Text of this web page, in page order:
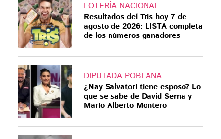
LOTERÍA NACIONAL
Resultados del Tris hoy 7 de
agosto de 2026: LISTA completa
de los números ganadores
DIPUTADA POBLANA
¿Nay Salvatori tiene esposo? Lo
que se sabe de David Serna y
Mario Alberto Montero